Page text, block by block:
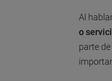
Al
o
parte